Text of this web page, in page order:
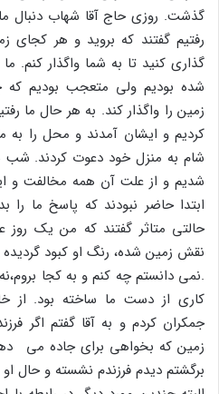
گذشت. روزى حاج آقا شهاب دنبال
رفتیم گفتند که بروید و هر
گذارى کنید تا به شما واگذار
شده بودیم ولى متعجب بودیم
زمین را واگذار کند. به هر حال ما
کردیم و ایشان آمدند و محل را به
شام به منزل خود دعوت کردند. شب
شدیم و از علت آن همه مخالفت و
ابتدا حاضر نبودند که پاسخ ما را
حالتى متاثر گفتند که من یک روز
نقش زمین شده، رنگ او کبود
.نمى دانستم چه کنم و به کجا
کارى از دست ما ساخته بود. از
جمکران کردم و به آقا گفتم اگر
زمین که بخواهى براى جاده مى
برگشتم دیدم فرزندم نشسته و حال